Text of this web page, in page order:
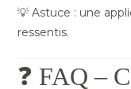
💡 Astuce : une
ressentis.
❓ FAQ –